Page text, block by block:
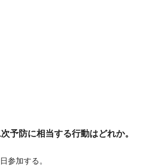
予防に相当する行動はどれか。
参加する。